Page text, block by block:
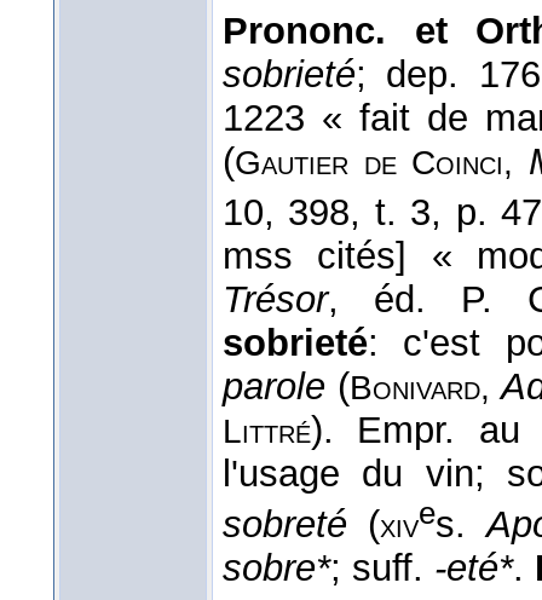
Prononc. et
sobrieté; dep.
1223 « fait de
(Gautier de Coinci,
10, 398, t. 3, p.
mss cités] «
Trésor, éd. P.
sobrieté: c'est
parole (Bonivard,
Littré). Empr. au
l'usage du vin;
sobreté (xives.
sobre*; suff. -eté*.